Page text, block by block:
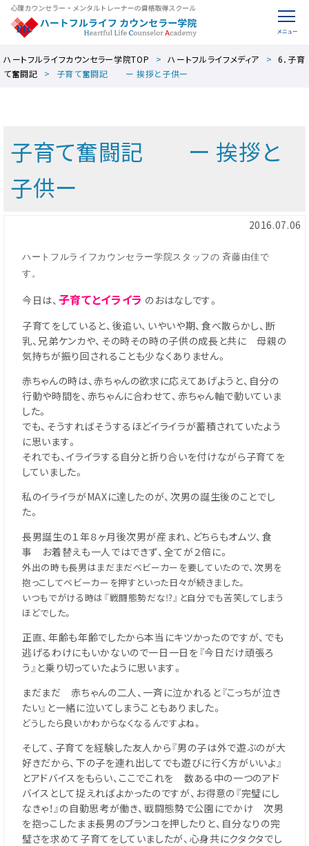
ハートフルライフカウンセラー学院TOP ハートフルライフメディア
6．子育
て奮闘記
子育て奮闘記 ー 挨拶と子供ー
子育て奮闘記 ー 挨拶と
子供ー
2016.07.06
ハートフルライフカウンセラー学院スタッフの 斉藤由佳で
す。
今日は、 子育てとイライラ のおはなしです。
子育てをしていると、後追い、いやいや期、食べ散らかし、断
乳、兄弟ケンカや、その時その時の子供の成長と共に 母親の
気持ちが振り回されることも少なくありません。
赤ちゃんの時は、赤ちゃんの欲求に応えてあげようと、自分の
行動や時間を、赤ちゃんに合わせて、赤ちゃん軸で動いていま
した。
でも、そうすればそうするほどイライラが蓄積されていたよう
に思います。
それでも、イライラする自分と折り合いを付けながら子育てを
していました。
私のイライラがMAXに達したのが、次男の誕生後のことでし
た。
長男誕生の１年８ヶ月後次男が産まれ、どちらもオムツ、食
事 お着替えも一人ではできず、全てが２倍に。
外出の時も長男はまだまだベビーカーを要していたので、次男を
抱っこしてベビーカーを押すといった日々が続きました。
いつもでがける時は『戦闘態勢だな⁉︎』と自分でも苦笑してしまう
ほどでした。
正直、年齢も年齢でしたから本当にキツかったのですが、でも
逃げるわけにもいかないので一日一日を『今日だけ頑張ろ
う』と乗り切っていたように思います。
まだまだ 赤ちゃんの二人、一斉に泣かれると『こっちが泣き
たい』と一緒に泣いてしまうこともありました。
どうしたら良いかわからなくなるんですよね。
そして、子育てを経験した友人から『男の子は外で遊ぶのが大
好きだから、下の子を連れ出してでも遊びに行く方がいいよ』
とアドバイスをもらい、ここでこれを 数ある中の一つのアド
バイスとして捉えればよかったのですが、お得意の『完璧にし
なきゃ！』の自動思考が働き、戦闘態勢で公園にでかけ 次男
を抱っこしたまま長男のブランコを押したりと、自分なりの完
璧さを求めて子育てをしていましたが、心身共にクタクタでし